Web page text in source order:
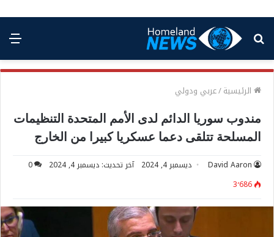
بحث
عن
الرئيسية/عربي ودولي
مندوب سوريا الدائم لدى الأمم المتحدة التنظيمات
المسلحة تتلقى دعما عسكريا كبيرا من الخارج
David Aaron ديسمبر 4, 2024 آخر تحديث: ديسمبر 4, 2024
0
3٬686